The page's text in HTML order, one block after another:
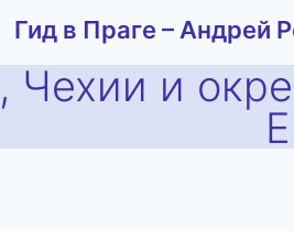
Гид в Праге – Андрей
Чехии и